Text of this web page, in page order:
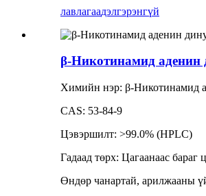
лавлагаадэлгэрэнгүй
β-Никотинамид аденин
Химийн нэр: β-Никотинамид
CAS: 53-84-9
Цэвэршилт: >99.0% (HPLC)
Гадаад төрх: Цагаанаас бараг
Өндөр чанартай, арилжааны